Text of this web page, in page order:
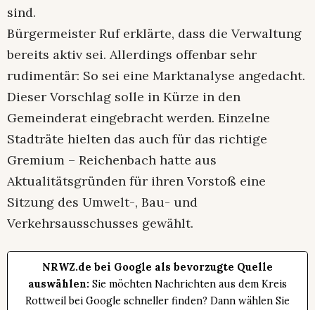
sind.
Bürgermeister Ruf erklärte, dass die Verwaltung
bereits aktiv sei. Allerdings offenbar sehr
rudimentär: So sei eine Marktanalyse angedacht.
Dieser Vorschlag solle in Kürze in den
Gemeinderat eingebracht werden. Einzelne
Stadträte hielten das auch für das richtige
Gremium – Reichenbach hatte aus
Aktualitätsgründen für ihren Vorstoß eine
Sitzung des Umwelt-, Bau- und
Verkehrsausschusses gewählt.
NRWZ.de bei Google als bevorzugte Quelle
auswählen: Sie möchten Nachrichten aus dem Kreis
Rottweil bei Google schneller finden? Dann wählen Sie